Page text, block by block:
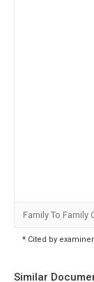
Family To Family
* Cited by
Similar